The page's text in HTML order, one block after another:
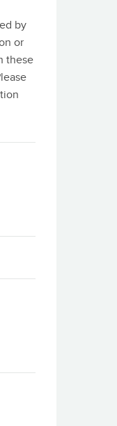
by
or
these